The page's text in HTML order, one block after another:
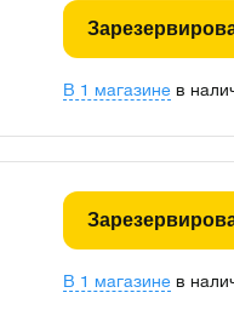
В 1 магазине в
В 1 магазине в